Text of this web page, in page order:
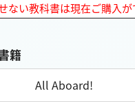
ない教科書は現在ご購入が
籍
All Aboard!